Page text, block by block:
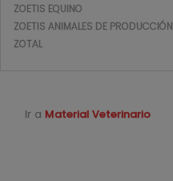
Ir a Material Veterinario
ZOETIS EQUINO
ZOETIS ANIMALES DE PRODUCCIÓN
ZOTAL